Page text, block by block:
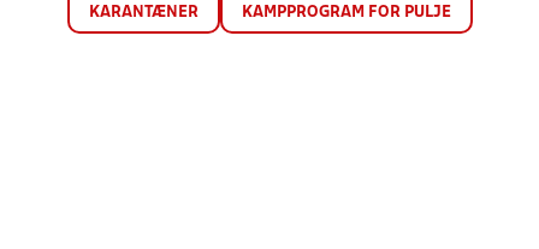
KARANTÆNER KAMPPROGRAM FOR PULJE